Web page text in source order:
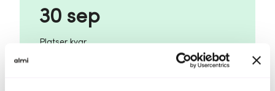
Finansiera hållbar tillväxt: så hittar du kapital
30 sep
Platser kvar